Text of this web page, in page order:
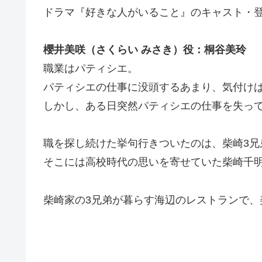
ドラマ『好きな人がいること』のキャスト・
櫻井美咲（さくらい みさき）役：桐谷美玲
職業はパティシエ。
パティシエの仕事に没頭するあまり、気付け
しかし、ある日突然パティシエの仕事を失っ
職を探し続けた挙句行きついたのは、柴崎3
そこには高校時代の思いを寄せていた柴崎千
柴崎家の3兄弟が暮らす海辺のレストランで